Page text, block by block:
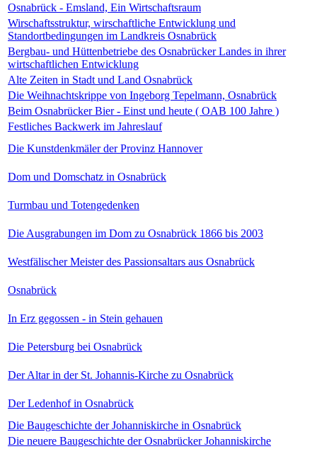
Osnabrück - Emsland, Ein Wirtschaftsraum
Wirschaftsstruktur, wirschaftliche Entwicklung und
Standortbedingungen im Landkreis Osnabrück
Bergbau- und Hüttenbetriebe des Osnabrücker Landes in ihrer
wirtschaftlichen Entwicklung
Alte Zeiten in Stadt und Land Osnabrück
Die Weihnachtskrippe von Ingeborg Tepelmann, Osnabrück
Beim Osnabrücker Bier - Einst und heute ( OAB 100 Jahre )
Festliches Backwerk im Jahreslauf
Die Kunstdenkmäler der Provinz Hannover
Dom und Domschatz in Osnabrück
Turmbau und Totengedenken
Die Ausgrabungen im Dom zu Osnabrück 1866 bis 2003
Westfälischer Meister des Passionsaltars aus Osnabrück
Osnabrück
In Erz gegossen - in Stein gehauen
Die Petersburg bei Osnabrück
Der Altar in der St. Johannis-Kirche zu Osnabrück
Der Ledenhof in Osnabrück
Die Baugeschichte der Johanniskirche in Osnabrück
Die neuere Baugeschichte der Osnabrücker Johanniskirche